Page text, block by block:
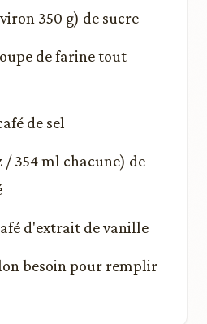
350 g) de sucre
de farine tout
de sel
/ 354 ml chacune) de
d'extrait de vanille
besoin pour remplir